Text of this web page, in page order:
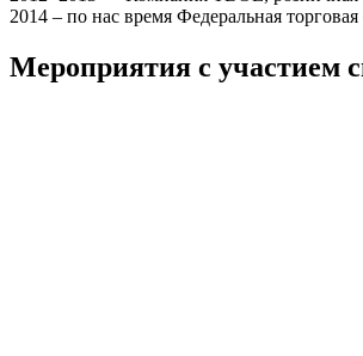
2014 – по нас время Федеральная
Мероприятия с участием